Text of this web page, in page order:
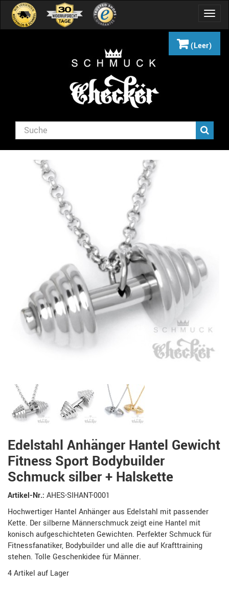
(Leer)
Edelstahl Anhänger Hantel Gewicht
Fitness Sport Bodybuilder
Schmuck silber + Halskette
Artikel-Nr.: AHES-SIHANT-0001
Hochwertiger Hantel Anhänger aus Edelstahl mit passender
Kette. Der silberne Männerschmuck zeigt eine Hantel mit
konisch aufgeschichteten Gewichten. Perfekter Schmuck für
Fitnessfanatiker, Bodybuilder und alle die auf Krafttraining
stehen. Tolle Geschenkidee für Männer.
4Artikel